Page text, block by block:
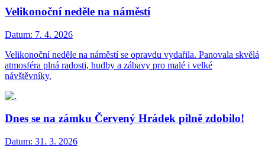
Velikonoční neděle na náměstí
Datum: 7. 4. 2026
Velikonoční neděle na náměstí se opravdu vydařila. Panovala skvělá
atmosféra plná radosti, hudby a zábavy pro malé i velké
návštěvníky.
Dnes se na zámku Červený Hrádek pilně zdobilo!
Datum: 31. 3. 2026